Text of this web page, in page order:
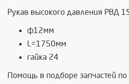
Рукав высокого давления РВД
ф12мм
L=1750мм
гайка 24
Помощь в подборе запчастей по